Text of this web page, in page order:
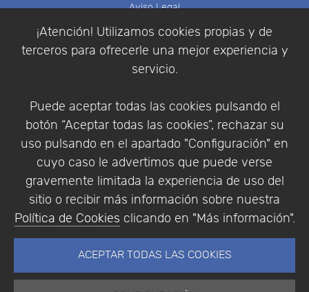
¡Atención! Utilizamos cookies propias y de
terceros para ofrecerle una mejor experiencia y
servicio.
Puede aceptar todas las cookies pulsando el
botón “Aceptar todas las cookies”, rechazar su
uso pulsando en el apartado "Configuración" en
cuyo caso le advertimos que puede verse
gravemente limitada la experiencia de uso del
sitio o recibir más información sobre nuestra
Política de Cookies clicando en "Más información".
ACEPTAR TODAS LAS COOKIES
Aviso Legal
Condiciones de compra
Identificarse
Empresa|Aviso Legal| Política de Privacidad |
Política de Cookies
© Copyright 1994 - 2026. Addlink Software
Científico, S.L.
Portugal.